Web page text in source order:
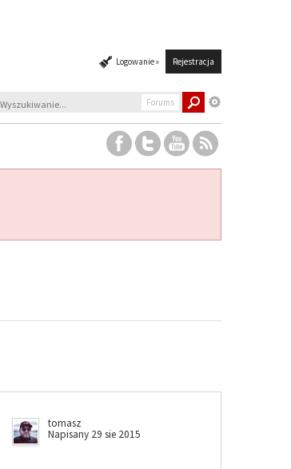
Logowanie » Rejestracja
Forums
tomasz
Napisany 29 sie 2015